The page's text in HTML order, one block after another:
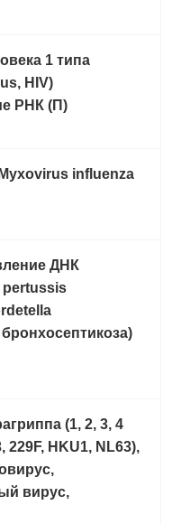
1 типа
HIV)
РНК (П)
influenza
ДНК
pertussis
(1, 2, 3, 4
HKU1, NL63),
вирус,